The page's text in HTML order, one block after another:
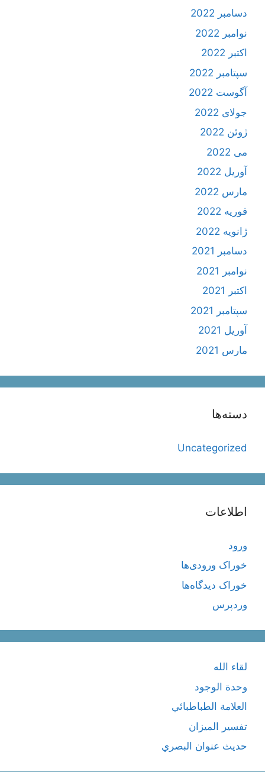
دسامبر 2022
نوامبر 2022
اکتبر 2022
سپتامبر 2022
آگوست 2022
جولای 2022
ژوئن 2022
می 2022
آوریل 2022
مارس 2022
فوریه 2022
ژانویه 2022
دسامبر 2021
نوامبر 2021
اکتبر 2021
سپتامبر 2021
آوریل 2021
مارس 2021
دسته‌ها
Uncategorized
اطلاعات
ورود
خوراک ورودی‌ها
خوراک دیدگاه‌ها
وردپرس
لقاء الله
وحدة الوجود
العلامة الطباطبائي
تفسير الميزان
حديث عنوان البصري